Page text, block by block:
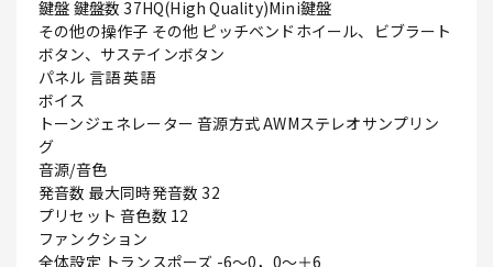
鍵盤 鍵盤数 37HQ(High Quality)Mini鍵盤
その他の操作子 その他 ピッチベンドホイール、ビブラート
ボタン、サステインボタン
パネル 言語 英語
ボイス
トーンジェネレーター 音源方式 AWMステレオサンプリン
グ
音源/音色
発音数 最大同時発音数 32
プリセット 音色数 12
ファンクション
全体設定 トランスポーズ -6～0，0～＋6